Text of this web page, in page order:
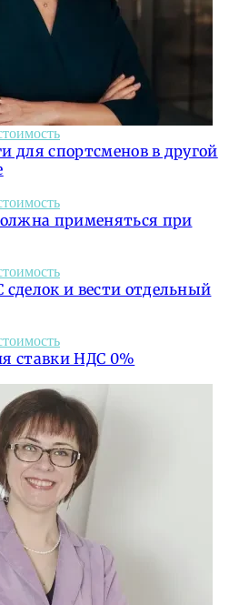
для спортсменов в другой
применяться при
и вести отдельный
ставки НДС 0%